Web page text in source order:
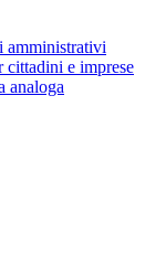
amministrativi
e imprese
analoga